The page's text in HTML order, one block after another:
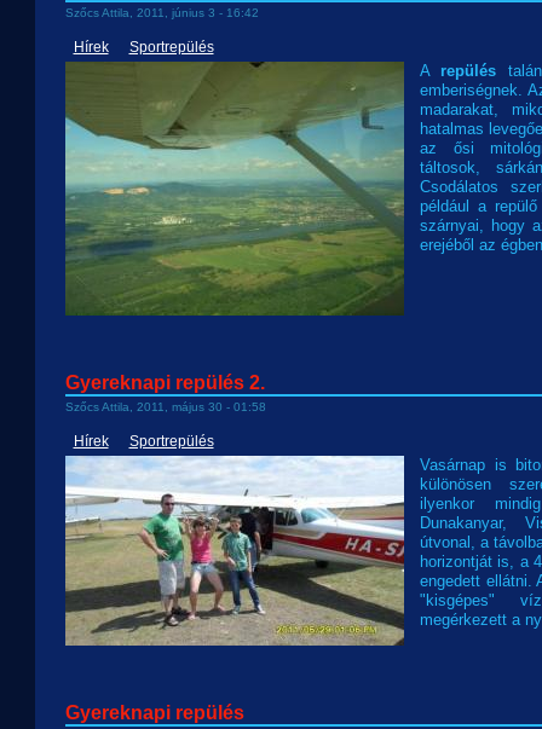
Szőcs Attila, 2011, június 3 - 16:42
Hírek Sportrepülés
A repülés
emberiségnek.
madarakat,
hatalmas
az ősi
táltosok,
Csodálatos
például a
szárnyai, hogy
erejéből az
Gyereknapi repülés 2.
Szőcs Attila, 2011, május 30 - 01:58
Hírek Sportrepülés
Vasárnap is
különösen
ilyenkor
Dunakanyar,
útvonal, a
horizontját is, a
engedett ellátni.
"kisgépes"
megérkezett a
Gyereknapi repülés